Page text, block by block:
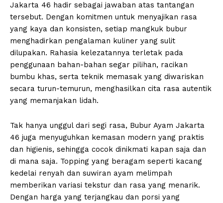
Jakarta 46 hadir sebagai jawaban atas tantangan
tersebut. Dengan komitmen untuk menyajikan rasa
yang kaya dan konsisten, setiap mangkuk bubur
menghadirkan pengalaman kuliner yang sulit
dilupakan. Rahasia kelezatannya terletak pada
penggunaan bahan-bahan segar pilihan, racikan
bumbu khas, serta teknik memasak yang diwariskan
secara turun-temurun, menghasilkan cita rasa autentik
yang memanjakan lidah.
Tak hanya unggul dari segi rasa, Bubur Ayam Jakarta
46 juga menyuguhkan kemasan modern yang praktis
dan higienis, sehingga cocok dinikmati kapan saja dan
di mana saja. Topping yang beragam seperti kacang
kedelai renyah dan suwiran ayam melimpah
memberikan variasi tekstur dan rasa yang menarik.
Dengan harga yang terjangkau dan porsi yang